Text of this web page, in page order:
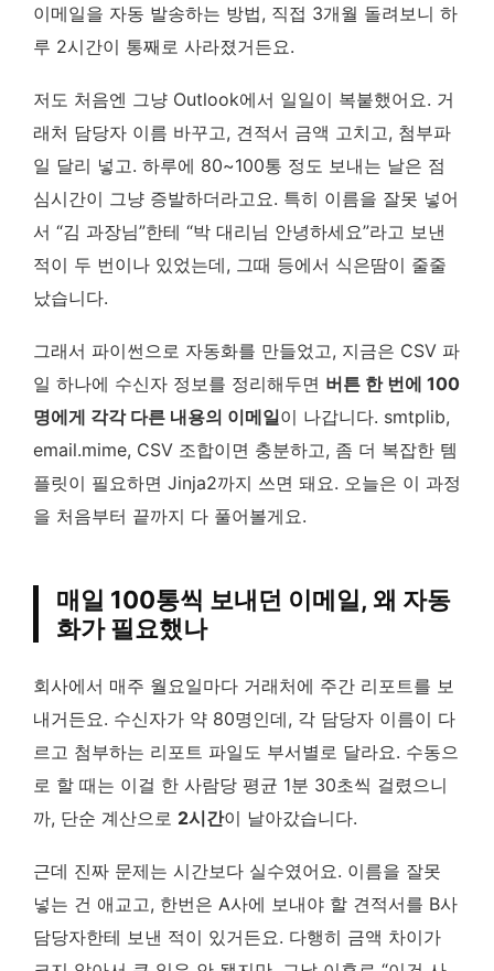
이메일을 자동 발송하는 방법, 직접 3개월 돌려보니 하
루 2시간이 통째로 사라졌거든요.
저도 처음엔 그냥 Outlook에서 일일이 복붙했어요. 거
래처 담당자 이름 바꾸고, 견적서 금액 고치고, 첨부파
일 달리 넣고. 하루에 80~100통 정도 보내는 날은 점
심시간이 그냥 증발하더라고요. 특히 이름을 잘못 넣어
서 “김 과장님”한테 “박 대리님 안녕하세요”라고 보낸
적이 두 번이나 있었는데, 그때 등에서 식은땀이 줄줄
났습니다.
그래서 파이썬으로 자동화를 만들었고, 지금은 CSV 파
일 하나에 수신자 정보를 정리해두면 버튼 한 번에 100
명에게 각각 다른 내용의 이메일이 나갑니다. smtplib,
email.mime, CSV 조합이면 충분하고, 좀 더 복잡한 템
플릿이 필요하면 Jinja2까지 쓰면 돼요. 오늘은 이 과정
을 처음부터 끝까지 다 풀어볼게요.
매일 100통씩 보내던 이메일, 왜 자동
화가 필요했나
회사에서 매주 월요일마다 거래처에 주간 리포트를 보
내거든요. 수신자가 약 80명인데, 각 담당자 이름이 다
르고 첨부하는 리포트 파일도 부서별로 달라요. 수동으
로 할 때는 이걸 한 사람당 평균 1분 30초씩 걸렸으니
까, 단순 계산으로 2시간이 날아갔습니다.
근데 진짜 문제는 시간보다 실수였어요. 이름을 잘못
넣는 건 애교고, 한번은 A사에 보내야 할 견적서를 B사
담당자한테 보낸 적이 있거든요. 다행히 금액 차이가